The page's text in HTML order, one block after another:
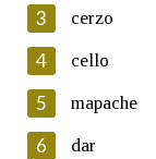
En cumprimento
Protección de
Galega informa a
electrónico, así
persoal, que
automatizado de
ficheiros
3 cerzo
4 cello
5 mapache
6 dar